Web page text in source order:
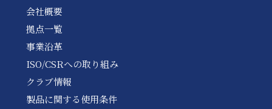
会社概要
拠点一覧
事業沿革
ISO/CSRへの取り組み
クラブ情報
製品に関する使用条件